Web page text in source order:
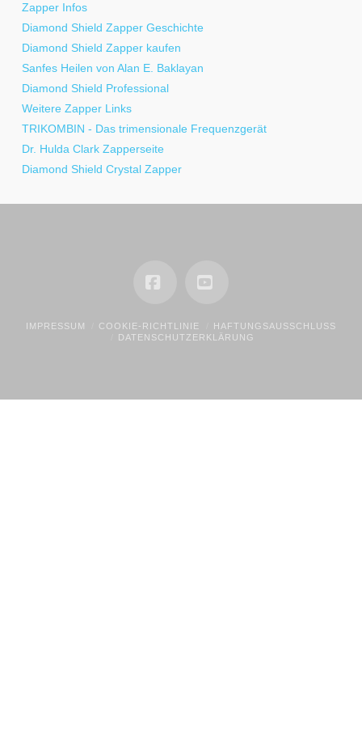
Zapper Infos
Diamond Shield Zapper Geschichte
Diamond Shield Zapper kaufen
Sanfes Heilen von Alan E. Baklayan
Diamond Shield Professional
Weitere Zapper Links
TRIKOMBIN - Das trimensionale Frequenzgerät
Dr. Hulda Clark Zapperseite
Diamond Shield Crystal Zapper
FacebookYouTube
IMPRESSUM COOKIE-RICHTLINIE
HAFTUNGSAUSSCHLUSS
DATENSCHUTZERKLÄRUNG